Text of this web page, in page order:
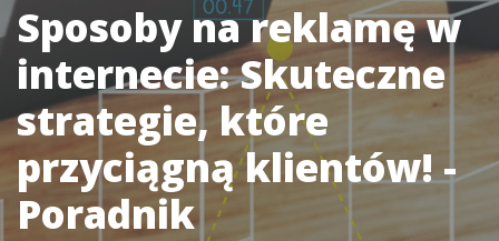
Sposoby na reklamę w
internecie: Skuteczne
strategie, które
przyciągną klientów! -
Poradnik